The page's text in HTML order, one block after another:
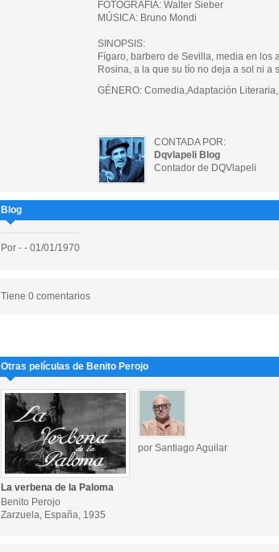
FOTOGRAFÍA: Walter Sieber
MÚSICA: Bruno Mondi
SINOPSIS:
Fígaro, barbero de Sevilla, media en los
Rosina, a la que su tío no deja a sol ni a
GÉNERO: Comedia,Adaptación
CONTADA POR:
Dqvlapeli Blog
Contador de DQVlapeli
Blog
Por - - 01/01/1970
Tiene 0 comentarios
Otras películas de Benito Perojo
por Santiago Aguilar
La verbena de la Paloma
Benito Perojo
Zarzuela, España, 1935